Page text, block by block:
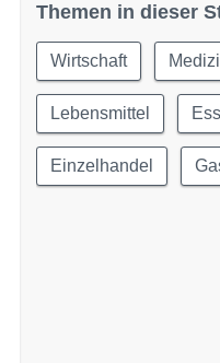
Themen in dieser
Wirtschaft
Lebensmittel
Einzelhandel